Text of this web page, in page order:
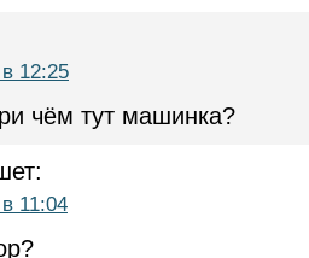
12:25
чём тут машинка?
11:04